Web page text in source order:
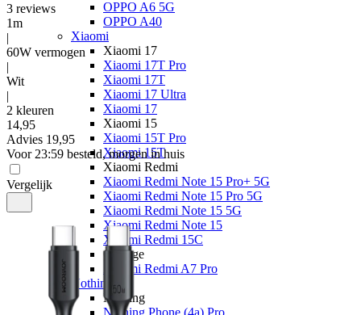
OPPO A6 5G
OPPO A40
Xiaomi
Xiaomi 17
Xiaomi 17T Pro
Xiaomi 17T
Xiaomi 17 Ultra
Xiaomi 17
Xiaomi 15
Xiaomi 15T Pro
Xiaomi 15T
Xiaomi Redmi
Xiaomi Redmi Note 15 Pro+ 5G
Xiaomi Redmi Note 15 Pro 5G
Xiaomi Redmi Note 15 5G
Xiaomi Redmi Note 15
Xiaomi Redmi 15C
Overige
Xiaomi Redmi A7 Pro
Nothing
Nothing
Nothing Phone (4a) Pro
3 reviews
1m
|
60W vermogen
|
Wit
|
2 kleuren
14,95
Advies 19,95
Voor 23:59 besteld, morgen in huis
Vergelijk